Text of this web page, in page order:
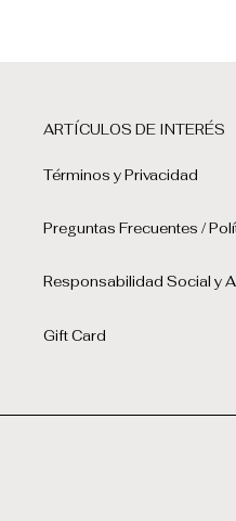
ARTÍCULOS DE INTERÉS
Términos y Privacidad
Preguntas Frecuentes /
Responsabilidad Social y
Gift Card